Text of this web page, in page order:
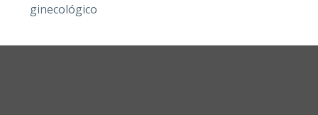
ginecológico